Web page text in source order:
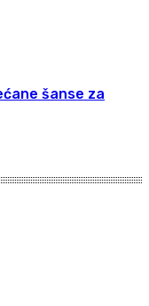
šanse za